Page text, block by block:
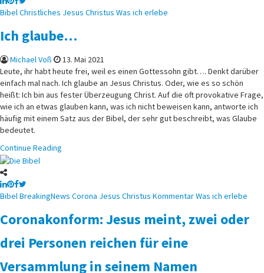
Posted
BibelChristliches Jesus Christus Was ich erlebe
Ich glaube…
Michael Voß
13. Mai 2021
Leute, ihr habt heute frei, weil es einen Gottessohn gibt…. Denkt darüber
einfach mal nach. Ich glaube an Jesus Christus. Oder, wie es so schön
heißt: Ich bin aus fester Überzeugung Christ. Auf die oft provokative Frage,
wie ich an etwas glauben kann, was ich nicht beweisen kann, antworte ich
häufig mit einem Satz aus der Bibel, der sehr gut beschreibt, was Glaube
bedeutet.
Continue Reading
Posted
BibelBreakingNews Corona Jesus Christus KommentarWas ich erlebe
Coronakonform: Jesus meint, zwei oder
drei Personen reichen für eine
Versammlung in seinem Namen